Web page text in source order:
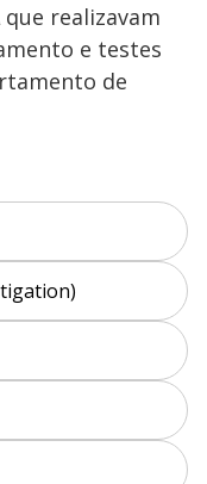
realizavam
e testes
de